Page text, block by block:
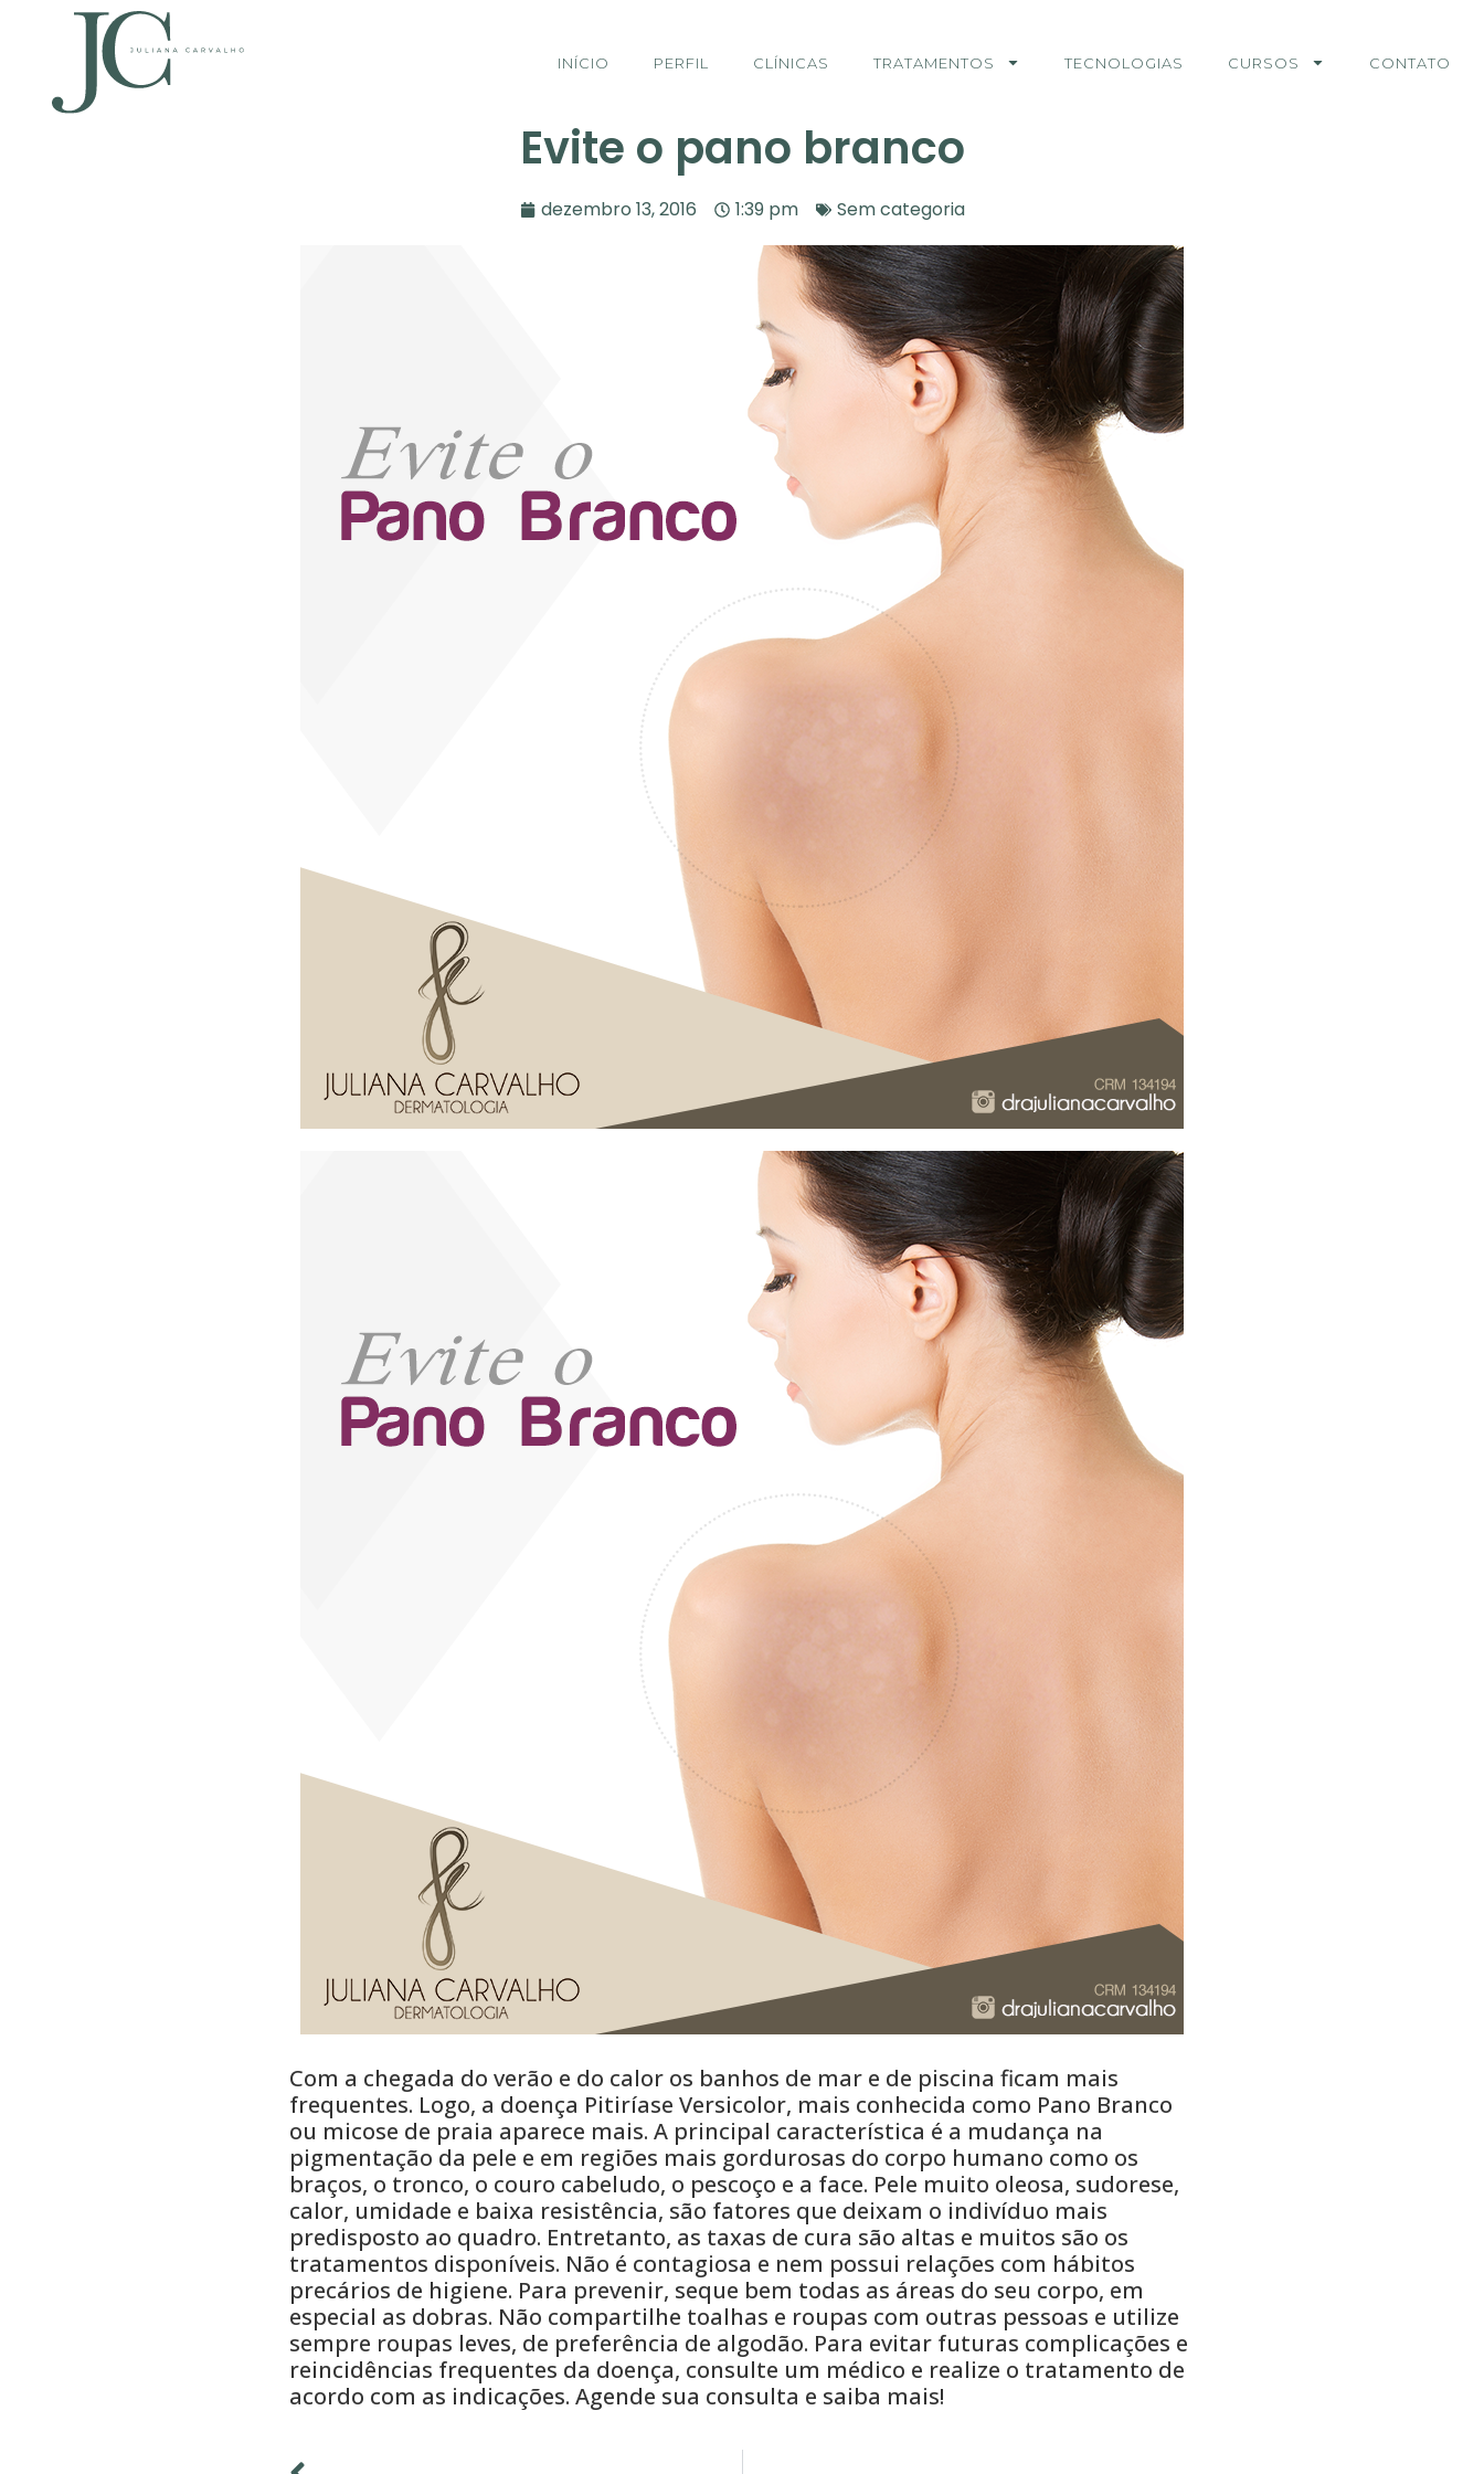
INÍCIO PERFIL CLÍNICAS TRATAMENTOS TECNOLOGIAS CURSOS CONTATO
Evite o pano branco
dezembro 13, 2016 1:39 pm Sem categoria
Com a chegada do verão e do calor os banhos de mar e de piscina ficam mais
frequentes. Logo, a doença Pitiríase Versicolor, mais conhecida como Pano Branco
ou micose de praia aparece mais. A principal característica é a mudança na
pigmentação da pele e em regiões mais gordurosas do corpo humano como os
braços, o tronco, o couro cabeludo, o pescoço e a face. Pele muito oleosa, sudorese,
calor, umidade e baixa resistência, são fatores que deixam o indivíduo mais
predisposto ao quadro. Entretanto, as taxas de cura são altas e muitos são os
tratamentos disponíveis. Não é contagiosa e nem possui relações com hábitos
precários de higiene. Para prevenir, seque bem todas as áreas do seu corpo, em
especial as dobras. Não compartilhe toalhas e roupas com outras pessoas e utilize
sempre roupas leves, de preferência de algodão. Para evitar futuras complicações e
reincidências frequentes da doença, consulte um médico e realize o tratamento de
acordo com as indicações. Agende sua consulta e saiba mais!